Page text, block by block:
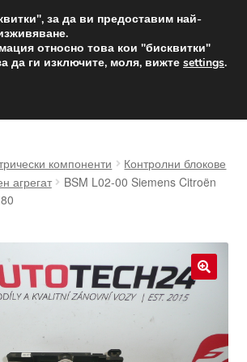
от 12 лв.
по целия свят
свят
компоненти
Контролни блокове
агрегат
BSM L02-00 Siemens Citroën
за да ви предоставим най-
относно това кои "бисквитки"
да ги изключите, моля, вижте settings.